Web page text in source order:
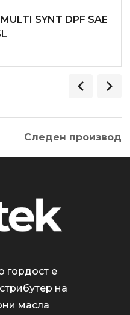
SYNT DPF SAE
Следен производ
гордост е
на
масла